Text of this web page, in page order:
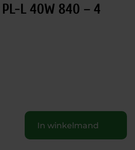
L 40W 840 – 4
In winkelmand